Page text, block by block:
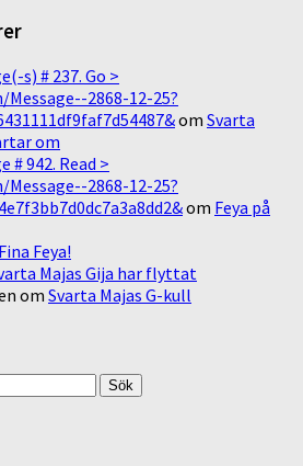
s) # 237. Go >
2868-12-25?
om Svarta
om
# 942. Read >
2868-12-25?
om Feya på
Feya!
Majas Gija har flyttat
om Svarta Majas G-kull